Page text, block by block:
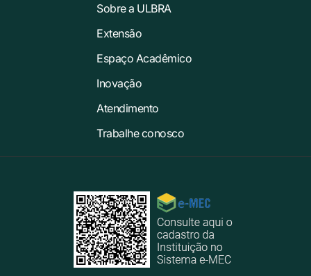
Sobre a ULBRA
Extensão
Espaço Acadêmico
Inovação
Atendimento
Trabalhe conosco